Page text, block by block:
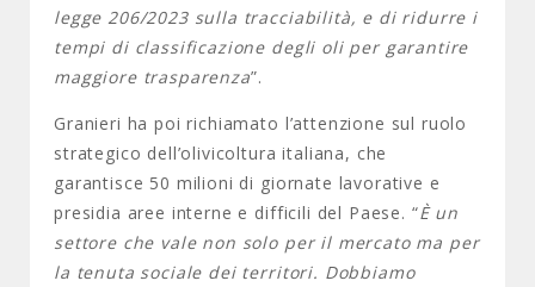
legge 206/2023 sulla tracciabilità, e di ridurre i
tempi di classificazione degli oli per garantire
maggiore trasparenza”.
Granieri ha poi richiamato l’attenzione sul ruolo
strategico dell’olivicoltura italiana, che
garantisce 50 milioni di giornate lavorative e
presidia aree interne e difficili del Paese. “È un
settore che vale non solo per il mercato ma per
la tenuta sociale dei territori. Dobbiamo